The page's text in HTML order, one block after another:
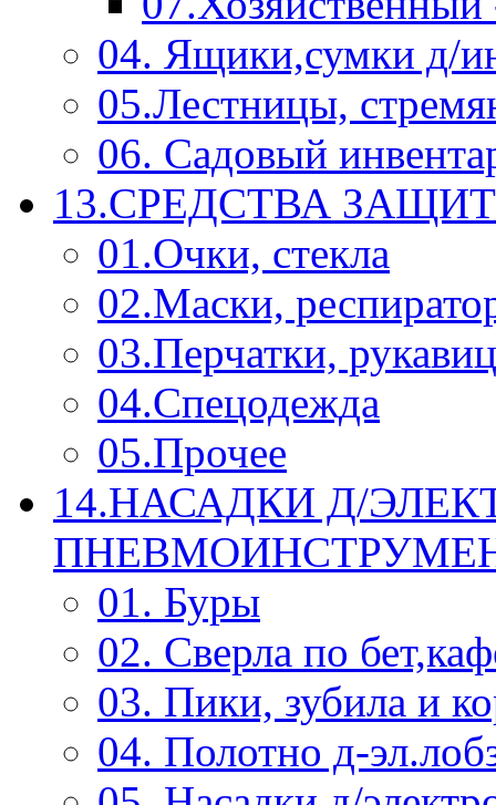
04. Ящики,сумки д/
05.Лестницы,
06. Садовый
13.СРЕДСТВА
01.Очки, стекла
02.Маски,
03.Перчатки,
04.Спецодежда
05.Прочее
14.НАСАДКИ Д/
01. Буры
02. Сверла по
03. Пики, зубила и
04. Полотно д-